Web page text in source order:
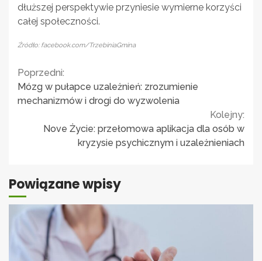
dłuższej perspektywie przyniesie wymierne korzyści
całej społeczności.
Źródło: facebook.com/TrzebiniaGmina
Continue
Reading
Poprzedni:
Mózg w pułapce uzależnień: zrozumienie
mechanizmów i drogi do wyzwolenia
Kolejny:
Nove Życie: przełomowa aplikacja dla osób w
kryzysie psychicznym i uzależnieniach
Powiązane wpisy